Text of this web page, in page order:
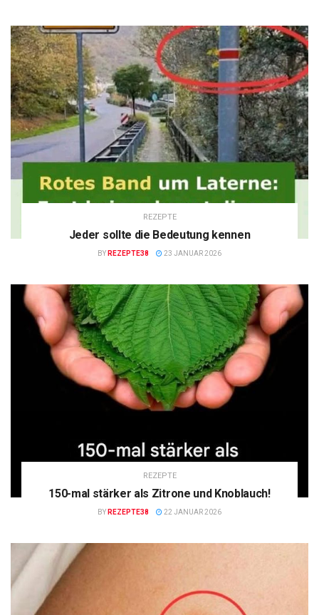
REZEPTE
Jeder sollte die Bedeutung kennen
BY REZEPTE38 23 JANUAR 2026
REZEPTE
150-mal stärker als Zitrone und Knoblauch!
BY REZEPTE38 22 JANUAR 2026